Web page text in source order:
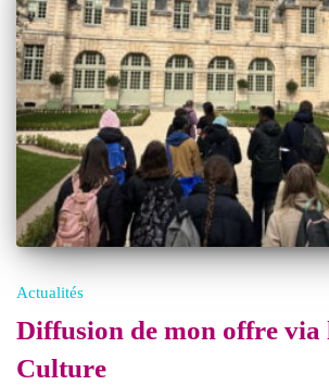
Actualités
Diffusion de mon offre via
Culture